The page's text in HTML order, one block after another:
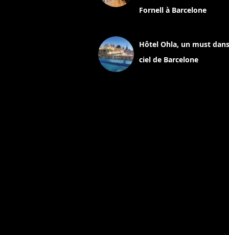
Fornell à Barcelone
Hôtel Ohla, un must
ciel de Barcelone